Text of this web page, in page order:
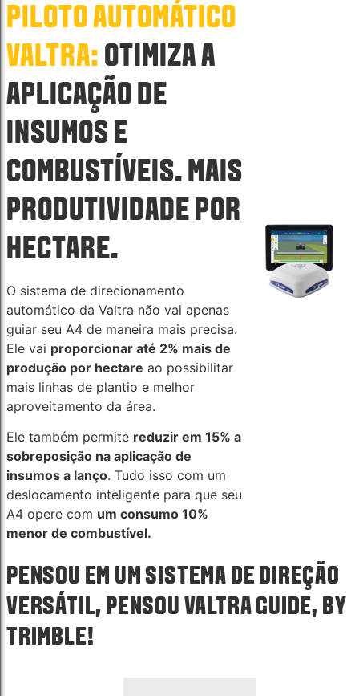
PILOTO AUTOMÁTICO
VALTRA:OTIMIZA A
APLICAÇÃO DE
INSUMOS E
COMBUSTÍVEIS. MAIS
PRODUTIVIDADE POR
HECTARE.
O sistema de direcionamento
automático da Valtra não vai apenas
guiar seu A4 de maneira mais precisa.
Ele vai proporcionar até 2% mais de
produção por hectare ao possibilitar
mais linhas de plantio e melhor
aproveitamento da área.
Ele também permite reduzir em 15% a
sobreposição na aplicação de
insumos a lanço. Tudo isso com um
deslocamento inteligente para que seu
A4 opere com um consumo 10%
menor de combustível.
PENSOU EM UM SISTEMA DE DIREÇÃO
VERSÁTIL, PENSOU VALTRA GUIDE, BY
TRIMBLE!